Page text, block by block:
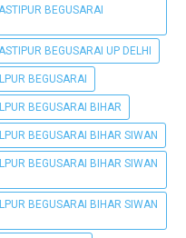
BEGUSARAI
BEGUSARAI UP DELHI
BEGUSARAI
BEGUSARAI BIHAR
BEGUSARAI BIHAR SIWAN
BEGUSARAI BIHAR SIWAN
BEGUSARAI BIHAR SIWAN